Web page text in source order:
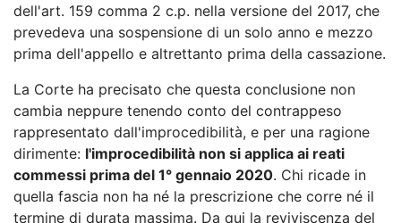
dell'art. 159 comma 2 c.p. nella versione del 2017, che
prevedeva una sospensione di un solo anno e mezzo
prima dell'appello e altrettanto prima della cassazione.
La Corte ha precisato che questa conclusione non
cambia neppure tenendo conto del contrappeso
rappresentato dall'improcedibilità, e per una ragione
dirimente: l'improcedibilità non si applica ai reati
commessi prima del 1° gennaio 2020. Chi ricade in
quella fascia non ha né la prescrizione che corre né il
termine di durata massima. Da qui la reviviscenza del